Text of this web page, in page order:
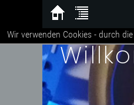
Wir verwenden Cookies - durch